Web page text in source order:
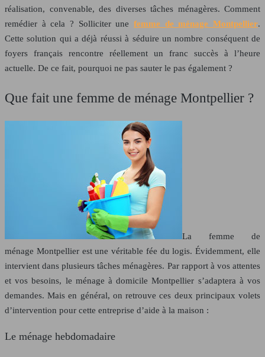
réalisation, convenable, des diverses tâches ménagères. Comment
remédier à cela ? Solliciter unefemme de ménage Montpellier.
Cette solution qui a déjà réussi à séduire un nombre conséquent de
foyers français rencontre réellement un franc succès à l’heure
actuelle. De ce fait, pourquoi ne pas sauter le pas également ?
Que fait une femme de ménage Montpellier ?
La femme de
ménage Montpellier est une véritable fée du logis. Évidemment, elle
intervient dans plusieurs tâches ménagères. Par rapport à vos attentes
et vos besoins, le ménage à domicile Montpellier s’adaptera à vos
demandes. Mais en général, on retrouve ces deux principaux volets
d’intervention pour cette entreprise d’aide à la maison :
Le ménage hebdomadaire